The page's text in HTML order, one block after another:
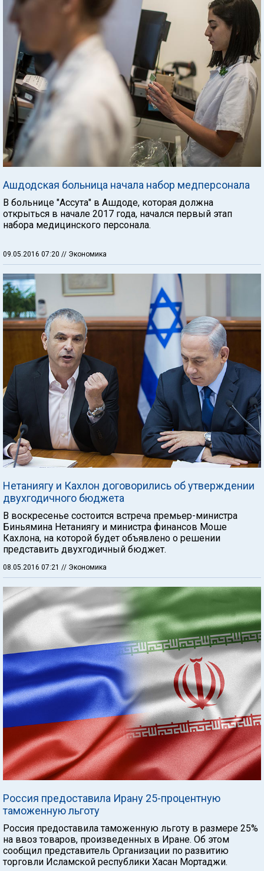
Ашдодская больница начала набор медперсонала
В больнице "Ассута" в Ашдоде, которая должна
открыться в начале 2017 года, начался первый этап
набора медицинского персонала.
09.05.2016 07:20 // Экономика
Нетаниягу и Кахлон договорились об утверждении
двухгодичного бюджета
В воскресенье состоится встреча премьер-министра
Биньямина Нетаниягу и министра финансов Моше
Кахлона, на которой будет объявлено о решении
представить двухгодичный бюджет.
08.05.2016 07:21 // Экономика
Россия предоставила Ирану 25-процентную
таможенную льготу
Россия предоставила таможенную льготу в размере 25%
на ввоз товаров, произведенных в Иране. Об этом
сообщил представитель Организации по развитию
торговли Исламской республики Хасан Мортаджи.